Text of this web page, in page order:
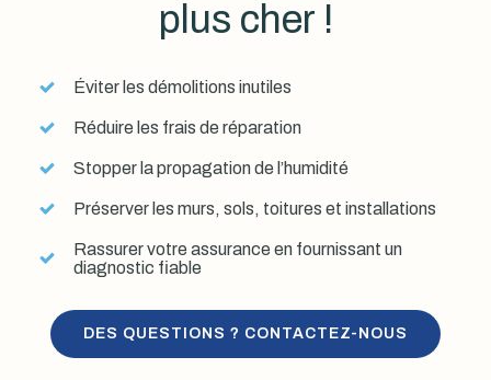
plus cher !
Éviter les démolitions inutiles
Réduire les frais de réparation
Stopper la propagation de l’humidité
Préserver les murs, sols, toitures et installations
Rassurer votre assurance en fournissant un
diagnostic fiable
DES QUESTIONS ? CONTACTEZ-NOUS